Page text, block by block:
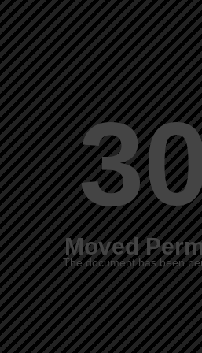
Moved
The document has been